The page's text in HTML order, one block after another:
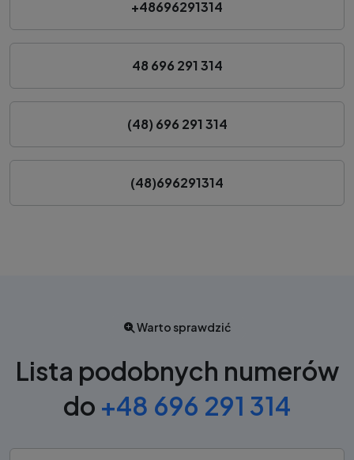
+48696291314
48 696 291 314
(48) 696 291 314
(48)696291314
Warto sprawdzić
Lista podobnych numerów
do +48 696 291 314